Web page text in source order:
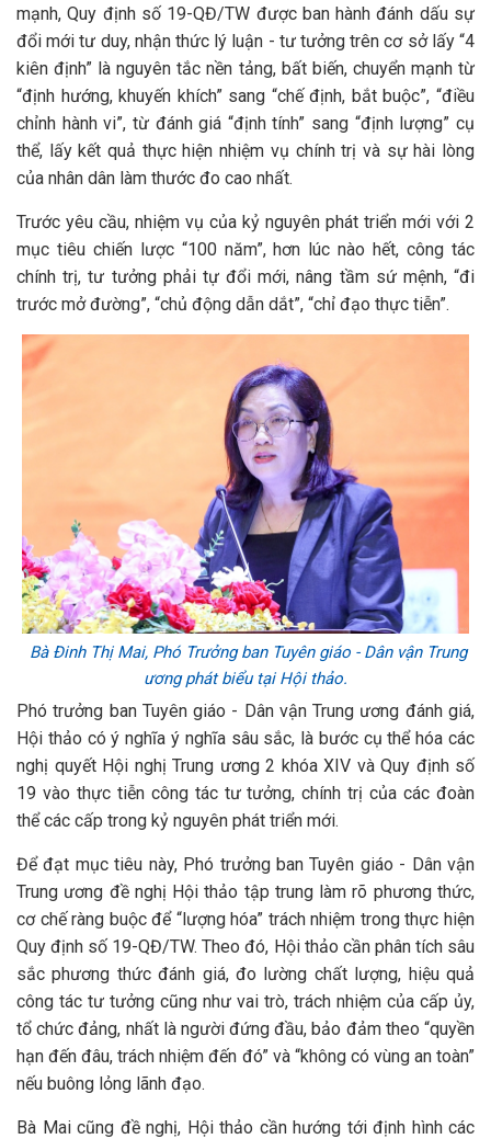
mạnh, Quy định số 19-QĐ/TW được ban hành đánh dấu sự
đổi mới tư duy, nhận thức lý luận - tư tưởng trên cơ sở lấy “4
kiên định” là nguyên tắc nền tảng, bất biến, chuyển mạnh từ
“định hướng, khuyến khích” sang “chế định, bắt buộc”, “điều
chỉnh hành vi”, từ đánh giá “định tính” sang “định lượng” cụ
thể, lấy kết quả thực hiện nhiệm vụ chính trị và sự hài lòng
của nhân dân làm thước đo cao nhất.
Trước yêu cầu, nhiệm vụ của kỷ nguyên phát triển mới với 2
mục tiêu chiến lược “100 năm”, hơn lúc nào hết, công tác
chính trị, tư tưởng phải tự đổi mới, nâng tầm sứ mệnh, “đi
trước mở đường”, “chủ động dẫn dắt”, “chỉ đạo thực tiễn”.
Bà Đinh Thị Mai, Phó Trưởng ban Tuyên giáo - Dân vận Trung
ương phát biểu tại Hội thảo.
Phó trưởng ban Tuyên giáo - Dân vận Trung ương đánh giá,
Hội thảo có ý nghĩa ý nghĩa sâu sắc, là bước cụ thể hóa các
nghị quyết Hội nghị Trung ương 2 khóa XIV và Quy định số
19 vào thực tiễn công tác tư tưởng, chính trị của các đoàn
thể các cấp trong kỷ nguyên phát triển mới.
Để đạt mục tiêu này, Phó trưởng ban Tuyên giáo - Dân vận
Trung ương đề nghị Hội thảo tập trung làm rõ phương thức,
cơ chế ràng buộc để “lượng hóa” trách nhiệm trong thực hiện
Quy định số 19-QĐ/TW. Theo đó, Hội thảo cần phân tích sâu
sắc phương thức đánh giá, đo lường chất lượng, hiệu quả
công tác tư tưởng cũng như vai trò, trách nhiệm của cấp ủy,
tổ chức đảng, nhất là người đứng đầu, bảo đảm theo “quyền
hạn đến đâu, trách nhiệm đến đó” và “không có vùng an toàn”
nếu buông lỏng lãnh đạo.
Bà Mai cũng đề nghị, Hội thảo cần hướng tới định hình các